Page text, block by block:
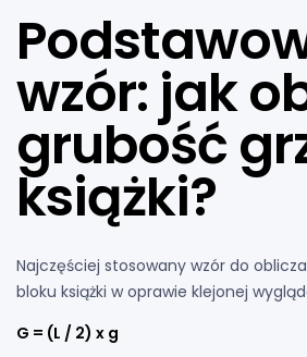
wzór: jak
grubość
książki?
Najczęściej stosowany wzór do
bloku książki w oprawie klejonej
G = (L / 2) x g